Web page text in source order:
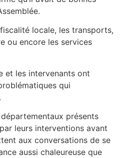
locale, les transports,
ou encore les services
et les intervenants ont
qui
présents
leurs interventions avant
aux conversations de se
aussi chaleureuse que